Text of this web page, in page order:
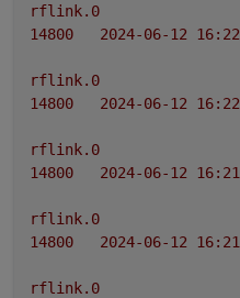
rflink.0
14800
rflink.0
14800
rflink.0
14800
rflink.0
14800
rflink.0